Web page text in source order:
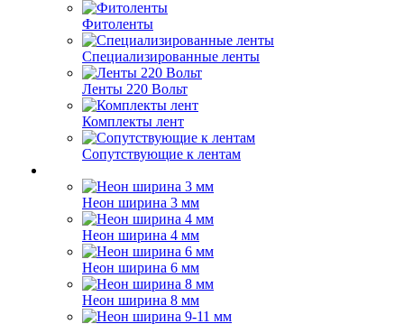
Фитоленты
Специализированные ленты
Ленты 220 Вольт
Комплекты лент
Сопутствующие к лентам
Неон ширина 3 мм
Неон ширина 4 мм
Неон ширина 6 мм
Неон ширина 8 мм